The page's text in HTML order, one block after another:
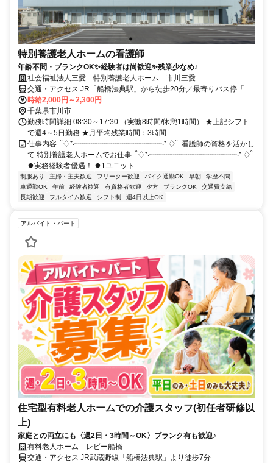
特別養護老人ホームの看護師
年齢不問・ブランクOK✨経験者は尚歓迎✨残業少なめ♪
社会福祉法人三愛 特別養護老人ホーム 市川三愛
交通・アクセス JR「船橋法典駅」から徒歩20分／最寄りバス停「柏
井市営住宅」より徒歩3分⭐車・バイク通勤OK
時給2,000円～2,300円
千葉県市川市
勤務時間詳細 08:30～17:30 （実働8時間/休憩1時間） ★上記シフト
で週4～5日勤務 ★月平均残業時間：3時間
仕事内容 .˚♢⁺‧┈┈┈┈┈┈┈┈┈┈┈┈‧⁺ ♢˚. 看護師の資格を活かし
て 特別養護老人ホームでお仕事 .˚♢⁺‧┈┈┈┈┈┈┈┈┈┈┈┈‧⁺ ♢˚.
⏺実務経験者優遇！ ⏺1ユニット...
制服あり 主婦・主夫歓迎 フリーター歓迎 バイク通勤OK 早朝
学歴不問
車通勤OK
午前 経験者歓迎 有資格者歓迎 夕方 ブランクOK
交通費支給
長期歓迎
フルタイム歓迎 シフト制 週4日以上OK
アルバイト・パート
住宅型有料老人ホームでの介護スタッフ(初任者研修以
上)
家庭との両立にも〈週2日・3時間～OK〉ブランク有も歓迎♪
有料老人ホーム レビー船橋
交通・アクセス JR武蔵野線「船橋法典駅」より徒歩7分